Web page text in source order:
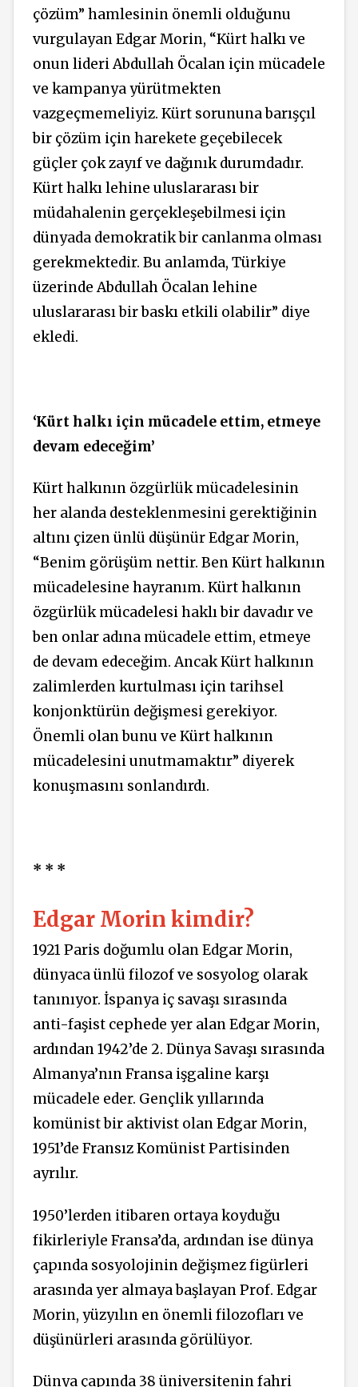
çözüm” hamlesinin önemli olduğunu
vurgulayan Edgar Morin, “Kürt halkı ve
onun lideri Abdullah Öcalan için mücadele
ve kampanya yürütmekten
vazgeçmemeliyiz. Kürt sorununa barışçıl
bir çözüm için harekete geçebilecek
güçler çok zayıf ve dağınık durumdadır.
Kürt halkı lehine uluslararası bir
müdahalenin gerçekleşebilmesi için
dünyada demokratik bir canlanma olması
gerekmektedir. Bu anlamda, Türkiye
üzerinde Abdullah Öcalan lehine
uluslararası bir baskı etkili olabilir” diye
ekledi.
‘Kürt halkı için mücadele ettim, etmeye
devam edeceğim’
Kürt halkının özgürlük mücadelesinin
her alanda desteklenmesini gerektiğinin
altını çizen ünlü düşünür Edgar Morin,
“Benim görüşüm nettir. Ben Kürt halkının
mücadelesine hayranım. Kürt halkının
özgürlük mücadelesi haklı bir davadır ve
ben onlar adına mücadele ettim, etmeye
de devam edeceğim. Ancak Kürt halkının
zalimlerden kurtulması için tarihsel
konjonktürün değişmesi gerekiyor.
Önemli olan bunu ve Kürt halkının
mücadelesini unutmamaktır” diyerek
konuşmasını sonlandırdı.
* * *
Edgar Morin kimdir?
1921 Paris doğumlu olan Edgar Morin,
dünyaca ünlü filozof ve sosyolog olarak
tanınıyor. İspanya iç savaşı sırasında
anti-faşist cephede yer alan Edgar Morin,
ardından 1942’de 2. Dünya Savaşı sırasında
Almanya’nın Fransa işgaline karşı
mücadele eder. Gençlik yıllarında
komünist bir aktivist olan Edgar Morin,
1951’de Fransız Komünist Partisinden
ayrılır.
1950’lerden itibaren ortaya koyduğu
fikirleriyle Fransa’da, ardından ise dünya
çapında sosyolojinin değişmez figürleri
arasında yer almaya başlayan Prof. Edgar
Morin, yüzyılın en önemli filozofları ve
düşünürleri arasında görülüyor.
Dünya çapında 38 üniversitenin fahri